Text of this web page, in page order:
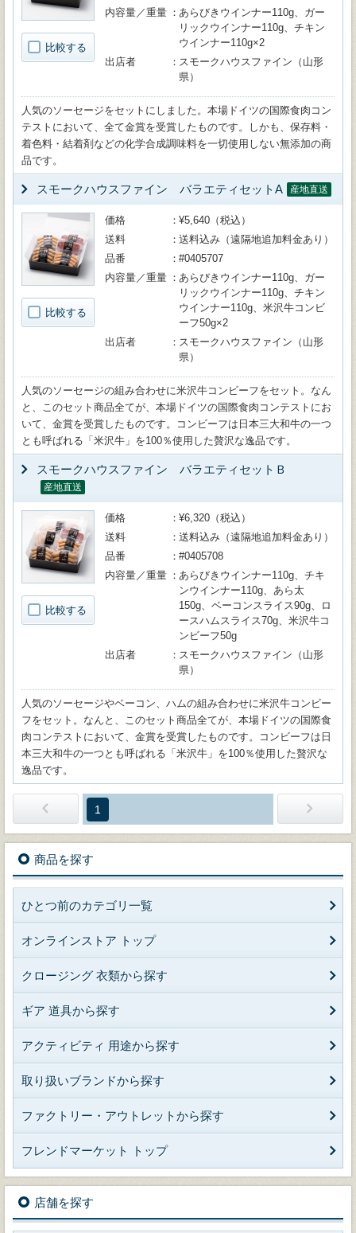
比較する
内容量／重量
あらびきウインナー110g、ガー
リックウインナー110g、チキン
ウインナー110g×2
出店者
スモークハウスファイン（山形
県）
人気のソーセージをセットにしました。本場ドイツの国際食肉コン
テストにおいて、全て金賞を受賞したものです。しかも、保存料・
着色料・結着剤などの化学合成調味料を一切使用しない無添加の商
品です。
スモークハウスファイン バラエティセットA 産地直送
比較する
価格
¥5,640（税込）
送料
送料込み（遠隔地追加料金あり）
品番
#0405707
内容量／重量
あらびきウインナー110g、ガー
リックウインナー110g、チキン
ウインナー110g、米沢牛コンビ
ーフ50g×2
出店者
スモークハウスファイン（山形
県）
人気のソーセージの組み合わせに米沢牛コンビーフをセット。なん
と、このセット商品全てが、本場ドイツの国際食肉コンテストにお
いて、金賞を受賞したものです。コンビーフは日本三大和牛の一つ
とも呼ばれる「米沢牛」を100％使用した贅沢な逸品です。
スモークハウスファイン バラエティセットＢ
産地直送
比較する
価格
¥6,320（税込）
送料
送料込み（遠隔地追加料金あり）
品番
#0405708
内容量／重量
あらびきウインナー110g、チキ
ンウインナー110g、あら太
150g、ベーコンスライス90g、ロ
ースハムスライス70g、米沢牛コ
ンビーフ50g
出店者
スモークハウスファイン（山形
県）
人気のソーセージやベーコン、ハムの組み合わせに米沢牛コンビー
フをセット。なんと、このセット商品全てが、本場ドイツの国際食
肉コンテストにおいて、金賞を受賞したものです。コンビーフは日
本三大和牛の一つとも呼ばれる「米沢牛」を100％使用した贅沢な
逸品です。
1
商品を探す
ひとつ前のカテゴリ一覧
オンラインストア トップ
クロージング 衣類から探す
ギア 道具から探す
アクティビティ 用途から探す
取り扱いブランドから探す
ファクトリー・アウトレットから探す
フレンドマーケット トップ
店舗を探す